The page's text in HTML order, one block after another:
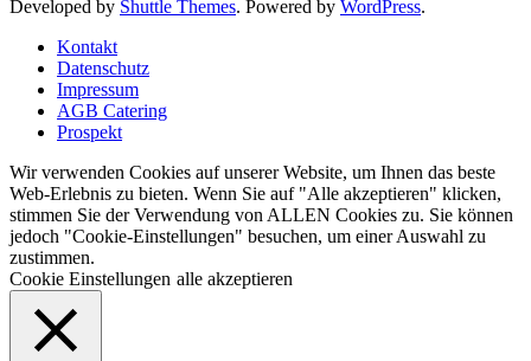
Developed by Shuttle Themes. Powered by WordPress.
Kontakt
Datenschutz
Impressum
AGB Catering
Prospekt
Wir verwenden Cookies auf unserer Website, um Ihnen das beste
Web-Erlebnis zu bieten. Wenn Sie auf "Alle akzeptieren" klicken,
stimmen Sie der Verwendung von ALLEN Cookies zu. Sie können
jedoch "Cookie-Einstellungen" besuchen, um einer Auswahl zu
zustimmen.
Cookie Einstellungen alle akzeptieren